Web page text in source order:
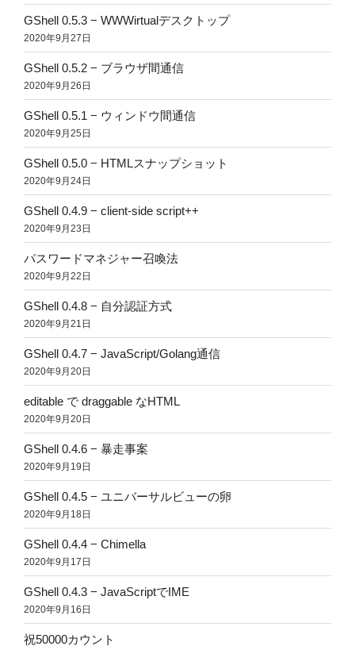
GShell 0.5.3 − WWWirtualデスクトップ
2020年9月27日
GShell 0.5.2 − ブラウザ間通信
2020年9月26日
GShell 0.5.1 − ウィンドウ間通信
2020年9月25日
GShell 0.5.0 − HTMLスナップショット
2020年9月24日
GShell 0.4.9 − client-side script++
2020年9月23日
パスワードマネジャー召喚法
2020年9月22日
GShell 0.4.8 − 自分認証方式
2020年9月21日
GShell 0.4.7 − JavaScript/Golang通信
2020年9月20日
editable で draggable なHTML
2020年9月20日
GShell 0.4.6 − 暴走事案
2020年9月19日
GShell 0.4.5 − ユニバーサルビューの卵
2020年9月18日
GShell 0.4.4 − Chimella
2020年9月17日
GShell 0.4.3 − JavaScriptでIME
2020年9月16日
祝50000カウント